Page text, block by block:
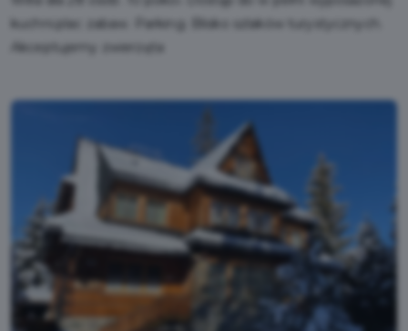
kuchni.plac zabaw. Parking. Blisko szlaków turystycznych.
Akceptujemy zwierzęta